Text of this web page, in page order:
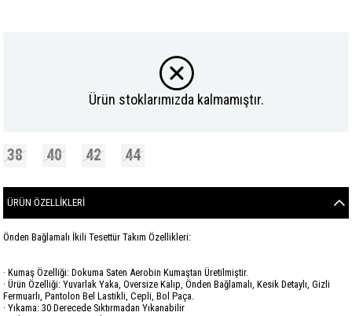
Ürün stoklarımızda kalmamıştır.
38 40 42 44
ÜRÜN ÖZELLIKLERI
Önden Bağlamalı İkili Tesettür Takım Özellikleri:
· Kumaş Özelliği: Dokuma Saten Aerobin Kumaştan Üretilmiştir.
· Ürün Özelliği: Yuvarlak Yaka, Oversize Kalıp, Önden Bağlamalı, Kesik Detaylı, Gizli
Fermuarlı, Pantolon Bel Lastikli, Cepli, Bol Paça.
· Yıkama: 30 Derecede Sıktırmadan Yıkanabilir